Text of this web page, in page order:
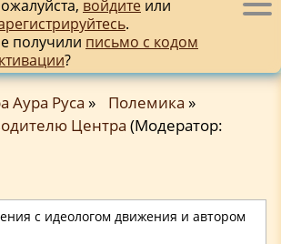
войдите или
.
получили письмо с кодом
?
Аура Руса » Полемика »
Центра (Модератор:
с идеологом движения и автором